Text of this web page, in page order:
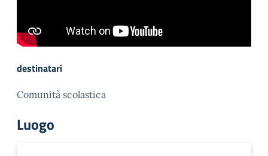
destinatari
Comunità scolastica
Luogo